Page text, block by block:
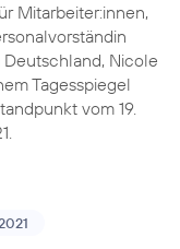
Mitarbeiter:innen,
Nicole
Tagesspiegel
vom 19.